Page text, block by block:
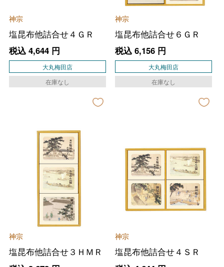
神宗
塩昆布他詰合せ４ＧＲ
税込 4,644円
大丸梅田店
在庫なし
神宗
塩昆布他詰合せ６ＧＲ
税込 6,156円
大丸梅田店
在庫なし
神宗
塩昆布他詰合せ３ＨＭＲ
神宗
塩昆布他詰合せ４ＳＲ